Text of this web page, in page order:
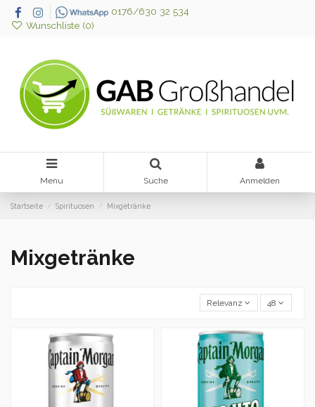
0176/630 32 534
Wunschliste (0)
Menu Suche Anmelden
Startseite Spirituosen Mixgetränke
Mixgetränke
Relevanz 48